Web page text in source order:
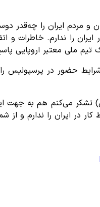
و مردم ایران را
را ندارم. خاطرات و
تیم ملی معتبر اروپایی
حضور در پرسپولیس
تشکر می‌کنم هم به جهت
در ایران را ندارم و